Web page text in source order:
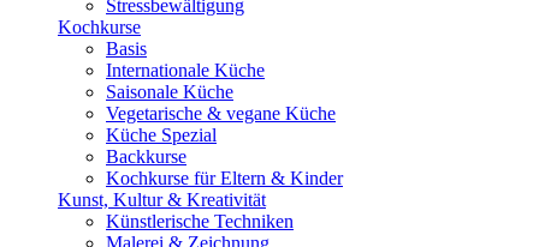
Stressbewältigung
Kochkurse
Basis
Internationale Küche
Saisonale Küche
Vegetarische & vegane Küche
Küche Spezial
Backkurse
Kochkurse für Eltern & Kinder
Kunst, Kultur & Kreativität
Künstlerische Techniken
Malerei & Zeichnung